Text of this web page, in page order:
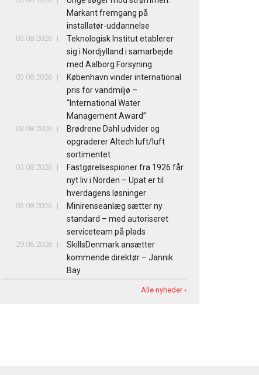
Markant fremgang på
installatør-uddannelse
03.08.2026
Teknologisk Institut etablerer
sig i Nordjylland i samarbejde
med Aalborg Forsyning
03.08.2026
København vinder international
pris for vandmiljø –
“International Water
Management Award”
03.08.2026
Brødrene Dahl udvider og
opgraderer Altech luft/luft
sortimentet
03.08.2026
Fastgørelsespioner fra 1926 får
nyt liv i Norden – Upat er til
hverdagens løsninger
03.08.2026
Minirenseanlæg sætter ny
standard – med autoriseret
serviceteam på plads
29.06.2026
SkillsDenmark ansætter
kommende direktør – Jannik
Bay
Alle nyheder ›